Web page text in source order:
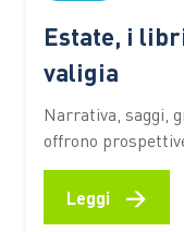
Estate, i
valigia
Narrativa, saggi,
offrono
sul rapporto tra
premiati dal
selezione utile
Leggi →